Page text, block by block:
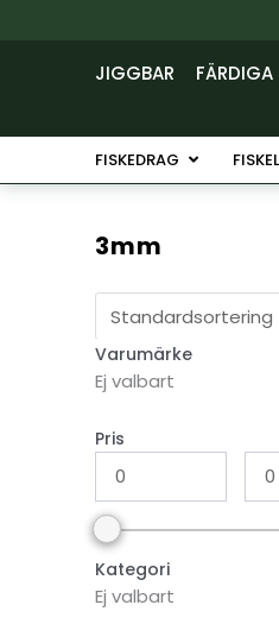
JIGGBAR FÄRDIGA
FISKEDRAG Öppna
3mm
Varumärke
Ej valbart
Pris
Kategori
Ej valbart